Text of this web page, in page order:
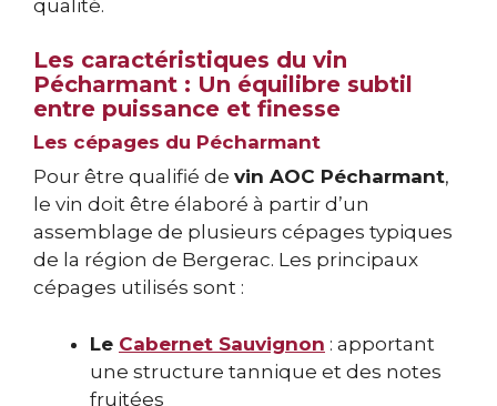
qualité.
Les caractéristiques du vin
Pécharmant : Un équilibre subtil
entre puissance et finesse
Les cépages du Pécharmant
Pour être qualifié de vin AOC Pécharmant,
le vin doit être élaboré à partir d’un
assemblage de plusieurs cépages typiques
de la région de Bergerac. Les principaux
cépages utilisés sont :
Le Cabernet Sauvignon : apportant
une structure tannique et des notes
fruitées